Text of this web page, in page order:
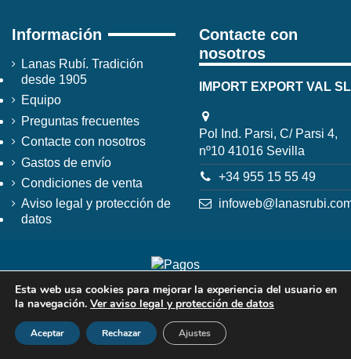
Información
Lanas Rubí. Tradición
desde 1905
Equipo
Preguntas frecuentes
Contacte con nosotros
Gastos de envío
Condiciones de venta
Aviso legal y protección de
datos
Contacte con
nosotros
IMPORT EXPORT VAL SL
Pol Ind. Parsi, C/ Parsi 4,
nº10 41016 Sevilla
+34 955 15 55 49
Esta web usa cookies para mejorar la experiencia del usuario en
la navegación. Ver aviso legal y protección de datos
Aceptar Rechazar Ajustes